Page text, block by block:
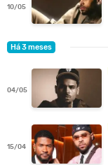
10/05
Há 3 meses
04/05
15/04